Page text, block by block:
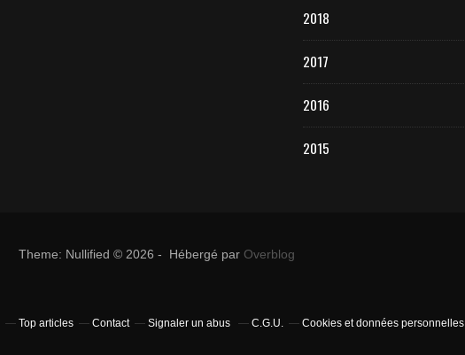
2018
2017
2016
2015
Theme: Nullified © 2026 - Hébergé par Overblog
Top articles Contact Signaler un abus C.G.U. Cookies et données personnelles